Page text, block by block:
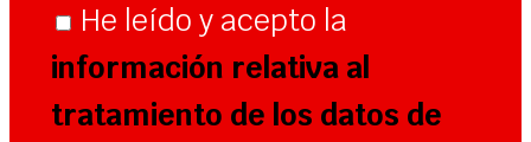
He leído y acepto la
información relativa al
tratamiento de los datos de